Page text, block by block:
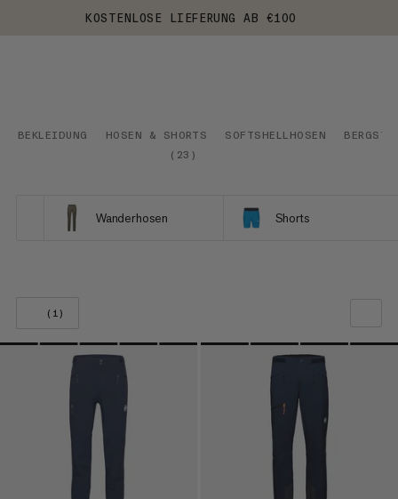
KOSTENLOSE LIEFERUNG AB €100
BEKLEIDUNG HOSEN & SHORTS SOFTSHELLHOSEN
( 23 )
Wanderhosen Shorts
(1)
UNSERE EMPFEHLUNG
NIEDRIGSTER PREIS
HÖCHSTER PREIS